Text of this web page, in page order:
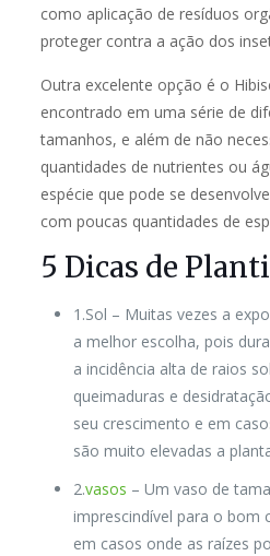
como aplicação de resíduos
proteger contra a ação dos
Outra excelente opção é o
encontrado em uma série de
tamanhos, e além de não
quantidades de nutrientes ou
espécie que pode se
com poucas quantidades de
5 Dicas de
1.Sol – Muitas vezes a
a melhor escolha, pois
a incidência alta de raios
queimaduras e
seu crescimento e em
são muito elevadas a
2.vasos – Um vaso de
imprescindível para o bom
em casos onde as raízes